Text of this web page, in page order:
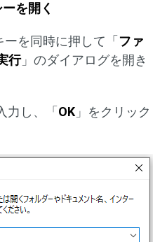
を開く
ーを同時に押して「 ファ
行」のダイアログを開き
力し、「 OK 」をクリック